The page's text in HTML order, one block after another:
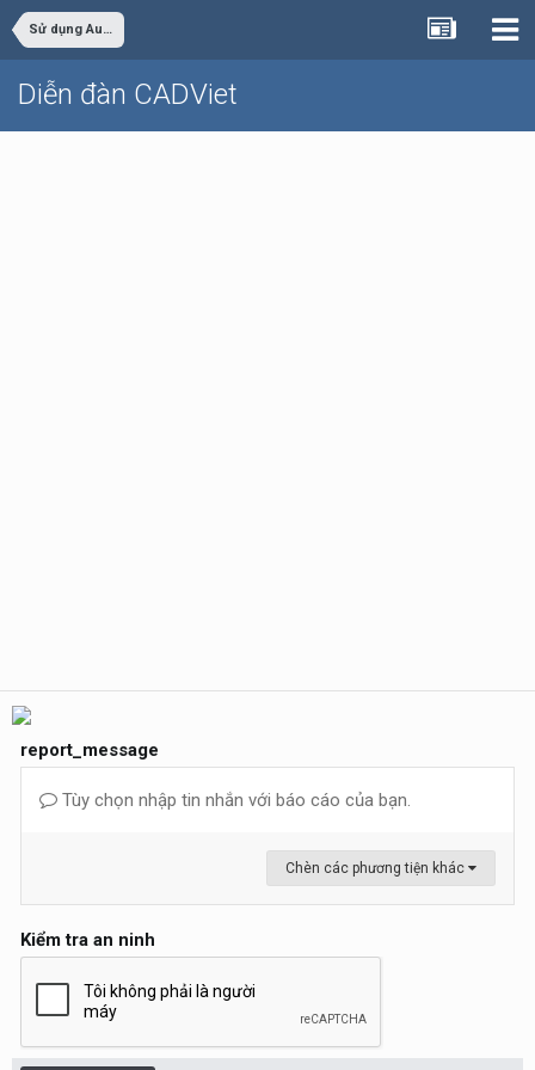
Sử dụng AutoCAD
Diễn đàn CADViet
report_message
Tùy chọn nhập tin nhắn với báo cáo của bạn.
Chèn các phương tiện khác
Kiểm tra an ninh